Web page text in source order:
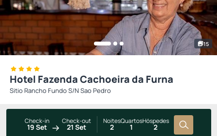
15
Hotel Fazenda Cachoeira da Furna
Sitio Rancho Fundo S/N Sao Pedro
Check-in
19 Set
Check-out
21 Set
Noites
2
Quartos
1
Hóspedes
2